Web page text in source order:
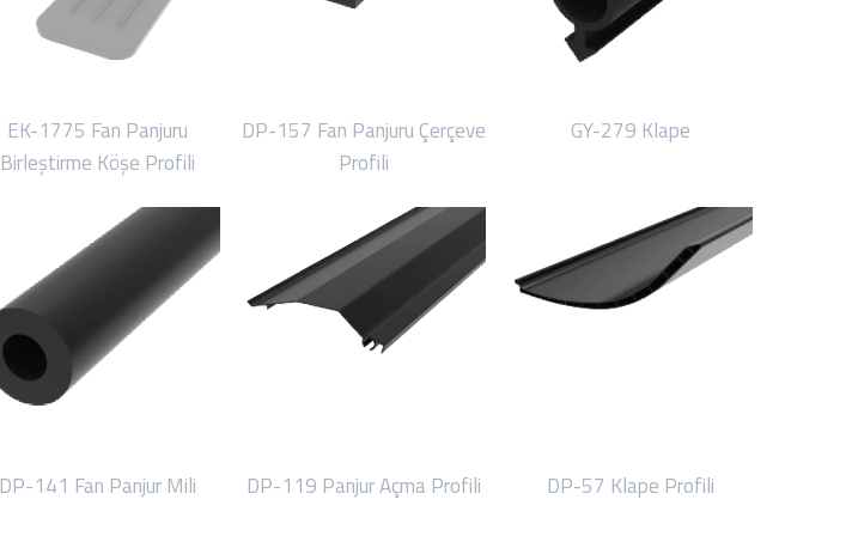
EK-1775 Fan Panjuru
Birleştirme Köşe Profili
DP-157 Fan Panjuru Çerçeve
Profili
GY-279 Klape
DP-141 Fan Panjur Mili DP-119 Panjur Açma Profili DP-57 Klape Profili